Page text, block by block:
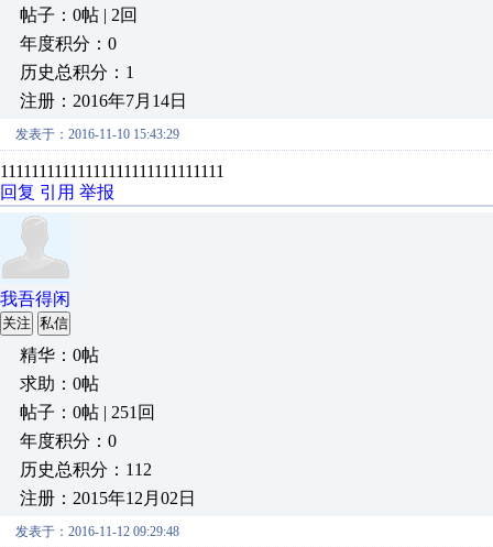
帖子：0帖 | 2回
年度积分：0
历史总积分：1
注册：2016年7月14日
发表于：2016-11-10 15:43:29
11111111111111111111111111111
回复 引用 举报
我吾得闲
关注 私信
精华：0帖
求助：0帖
帖子：0帖 | 251回
年度积分：0
历史总积分：112
注册：2015年12月02日
发表于：2016-11-12 09:29:48